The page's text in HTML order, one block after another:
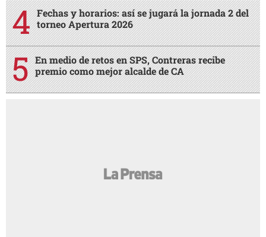
Fechas y horarios: así se jugará la jornada 2 del
torneo Apertura 2026
En medio de retos en SPS, Contreras recibe
premio como mejor alcalde de CA